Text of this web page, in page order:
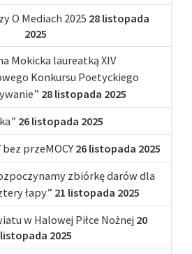
O Mediach 2025 28 listopada
2025
Mokicka laureatką XIV
Konkursu Poetyckiego
28 listopada 2025
26 listopada 2025
przeMOCY 26 listopada 2025
zbiórkę darów dla
łapy” 21 listopada 2025
w Halowej Piłce Nożnej 20
listopada 2025